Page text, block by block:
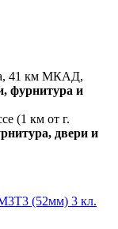
41 км МКАД,
фурнитура и
(1 км от г.
двери и